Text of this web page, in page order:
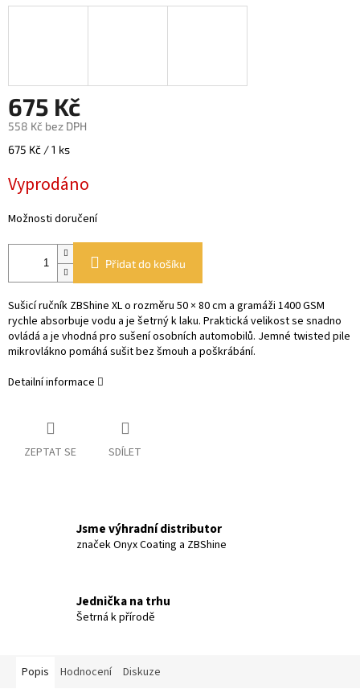
675 Kč
558 Kč bez DPH
Měrná
675 Kč / 1 ks
Vyprodáno
Možnosti doručení
Přidat do košíku
Sušicí ručník ZBShine XL o rozměru 50 × 80 cm a gramáži 1400 GSM
rychle absorbuje vodu a je šetrný k laku. Praktická velikost se snadno
ovládá a je vhodná pro sušení osobních automobilů. Jemné twisted pile
mikrovlákno pomáhá sušit bez šmouh a poškrábání.
Detailní informace
ZEPTAT SE SDÍLET
Jsme výhradní distributor
značek Onyx Coating a ZBShine
Jednička na trhu
Šetrná k přírodě
Popis Hodnocení Diskuze